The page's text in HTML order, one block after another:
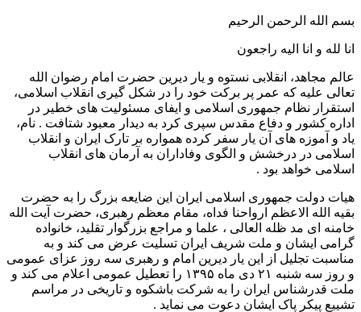
بسم الله الرحمن الرحیم
انا لله و انا الیه راجعون
عالم مجاهد، انقلابی نستوه و یار دیرین حضرت امام رضوان الله
تعالی علیه که عمر پر برکت خود را در شکل گیری انقلاب اسلامی،
استقرار نظام جمهوری اسلامی و ایفای مسئولیت های خطیر در
اداره کشور و دفاع مقدس سپری کرد به دیدار معبود شتافت . نام،
یاد و آموزه های آن یار سفر کرده همواره بر تارک ایران و انقلاب
اسلامی در درخشش و الگوی وفاداران به آرمان های انقلاب
اسلامی خواهد بود .
هیات دولت جمهوری اسلامی ایران این ضایعه بزرگ را به حضرت
بقیه الله الاعظم ارواحنا فداه، مقام معظم رهبری، حضرت آیت الله
خامنه ای مد ظله العالی ، علما و مراجع بزرگوار تقلید، خانواده
گرامی ایشان و ملت شریف ایران تسلیت عرض می کند و به
مناسبت تجلیل از این یار دیرین امام و رهبری سه روز عزای عمومی
و روز سه شنبه ۲۱ دی ماه ۱۳۹۵ را تعطیل عمومی اعلام می کند و
ملت قدرشناس ایران را به شرکت باشکوه و تاریخی در مراسم
تشییع پیکر پاک ایشان دعوت می نماید .